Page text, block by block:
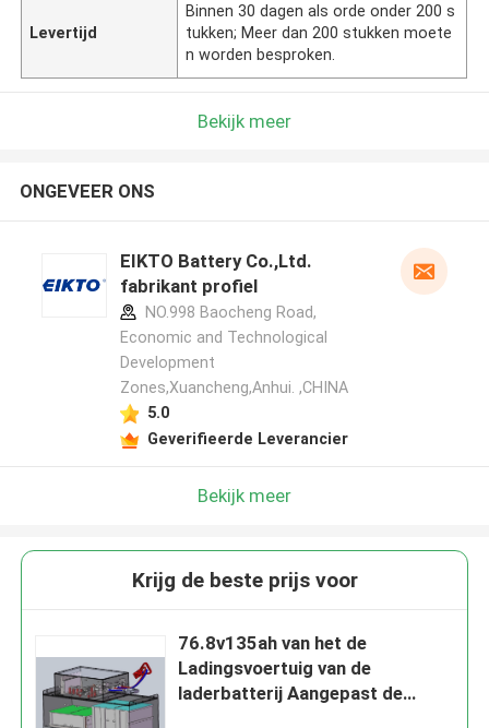
Levertijd
Binnen 30 dagen als orde onder 200 s
tukken; Meer dan 200 stukken moete
n worden besproken.
Bekijk meer
ONGEVEER ONS
EIKTO Battery Co.,Ltd.
fabrikant profiel
NO.998 Baocheng Road,
Economic and Technological
Development
Zones,Xuancheng,Anhui. ,CHINA
5.0
Geverifieerde Leverancier
Bekijk meer
Krijg de beste prijs voor
76.8v135ah van het de
Ladingsvoertuig van de
laderbatterij Aangepast de